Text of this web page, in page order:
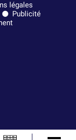
légales
Publicité